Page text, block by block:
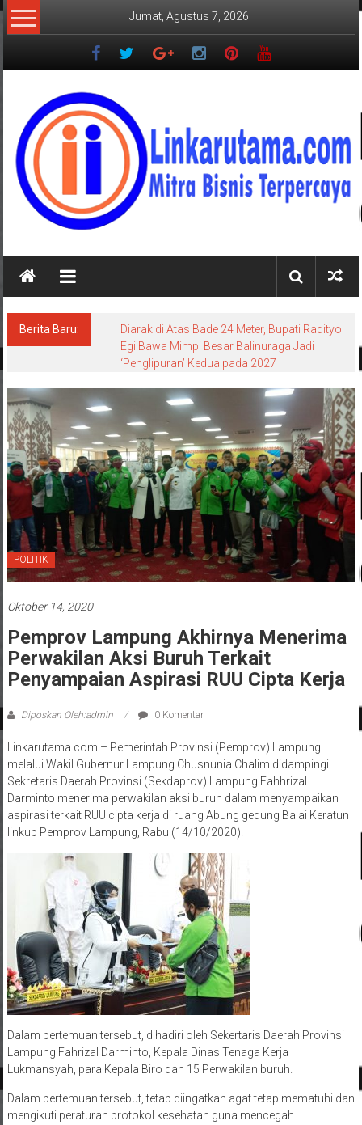
Lompat
ke
Jumat, Agustus 7, 2026
LINKARUTAMA.COM
Mitra
Terpercaya
Berita Baru:
Bukan di Bali, Ngaben Massal Balinuraga
Memikat Turis Italia dan Puluhan Ribu
Pengunjung
POLITIK
Oktober 14, 2020
Pemprov Lampung Akhirnya Menerima
Perwakilan Aksi Buruh Terkait
Penyampaian Aspirasi RUU Cipta Kerja
Diposkan Oleh:admin 0 Komentar
Linkarutama.com – Pemerintah Provinsi (Pemprov) Lampung
melalui Wakil Gubernur Lampung Chusnunia Chalim didampingi
Sekretaris Daerah Provinsi (Sekdaprov) Lampung Fahhrizal
Darminto menerima perwakilan aksi buruh dalam menyampaikan
aspirasi terkait RUU cipta kerja di ruang Abung gedung Balai Keratun
linkup Pemprov Lampung, Rabu (14/10/2020).
Dalam pertemuan tersebut, dihadiri oleh Sekertaris Daerah Provinsi
Lampung Fahrizal Darminto, Kepala Dinas Tenaga Kerja
Lukmansyah, para Kepala Biro dan 15 Perwakilan buruh.
Dalam pertemuan tersebut, tetap diingatkan agat tetap mematuhi dan
mengikuti peraturan protokol kesehatan guna mencegah